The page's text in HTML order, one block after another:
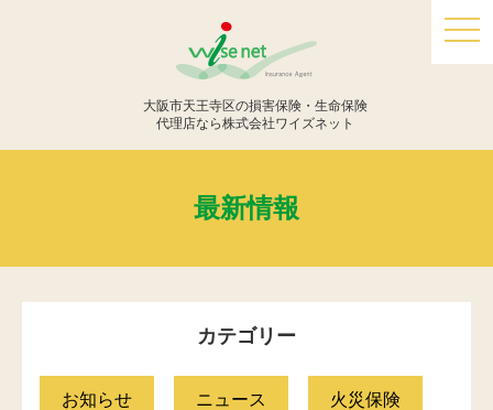
大阪市天王寺区の損害保険・生命保険
代理店なら株式会社ワイズネット
最新情報
カテゴリー
お知らせ ニュース 火災保険